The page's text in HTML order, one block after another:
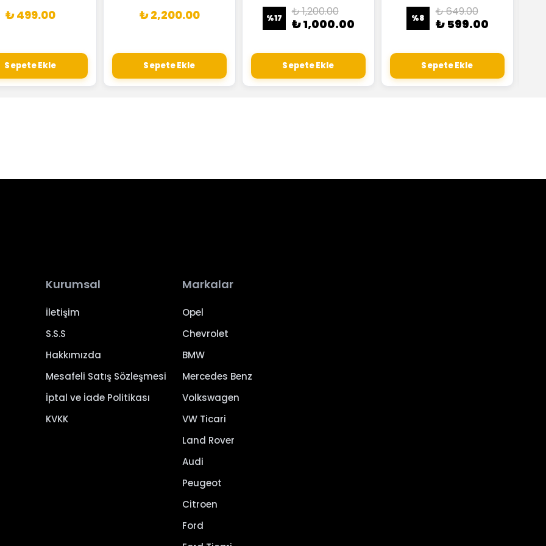
₺ 499.00
Sepete Ekle
₺ 2,200.00
Sepete Ekle
%17 ₺ 1,200.00
₺ 1,000.00
Sepete Ekle
%8 ₺ 649.00
₺ 599.00
Sepete Ekle
Kurumsal
İletişim
S.S.S
Hakkımızda
Mesafeli Satış Sözleşmesi
İptal ve İade Politikası
KVKK
Markalar
Opel
Chevrolet
BMW
Mercedes Benz
Volkswagen
VW Ticari
Land Rover
Audi
Peugeot
Citroen
Ford